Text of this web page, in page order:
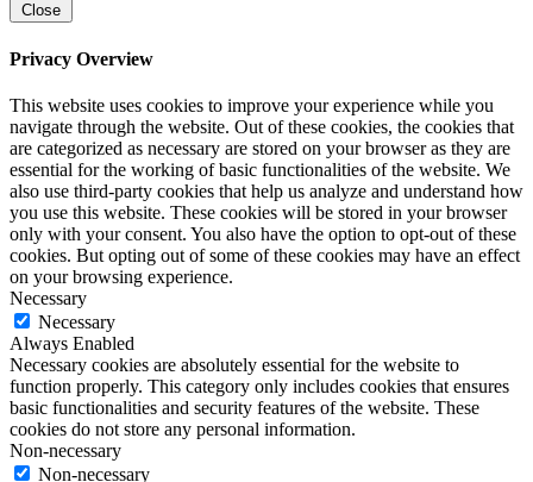
Close
Privacy Overview
This website uses cookies to improve your experience while you
navigate through the website. Out of these cookies, the cookies that
are categorized as necessary are stored on your browser as they are
essential for the working of basic functionalities of the website. We
also use third-party cookies that help us analyze and understand how
you use this website. These cookies will be stored in your browser
only with your consent. You also have the option to opt-out of these
cookies. But opting out of some of these cookies may have an effect
on your browsing experience.
Necessary
Necessary
Always Enabled
Necessary cookies are absolutely essential for the website to
function properly. This category only includes cookies that ensures
basic functionalities and security features of the website. These
cookies do not store any personal information.
Non-necessary
Non-necessary